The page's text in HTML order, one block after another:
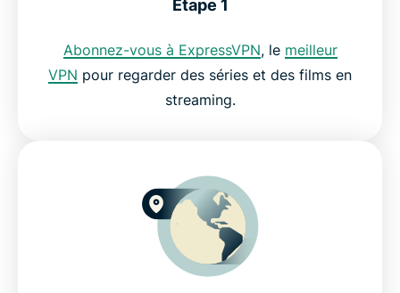
Streaming TV avec ExpressVPN
Pourquoi utiliser ExpressVPN ?
Étape 1
Abonnez-vous à ExpressVPN, le meilleur
VPN pour regarder des séries et des films en
streaming.